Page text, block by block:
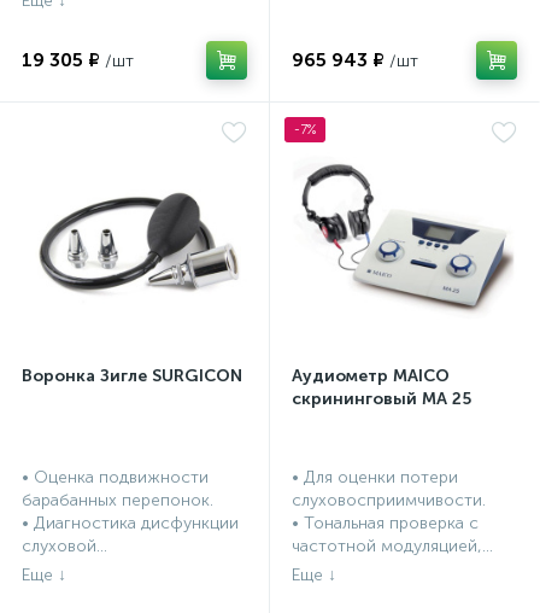
19 305 ₽ 965 943 ₽
Воронка Зигле SURGICON
• Оценка подвижности
барабанных перепонок.
• Диагностика дисфункции
слуховой...
-7%
Аудиометр MAICO
скрининговый МА 25
• Для оценки потери
слуховосприимчивости.
• Тональная проверка с
частотной модуляцией,...